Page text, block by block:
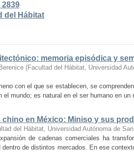
del Hábitat
memoria episódica y
(Facultad del Hábitat, Universidad
con el que se establecen, se
mundo; es natural en el ser humano en
chino en México: Miniso y sus
del Hábitat, Universidad Autónoma de
de cadenas comerciales ha
de distintos mercados. En ese